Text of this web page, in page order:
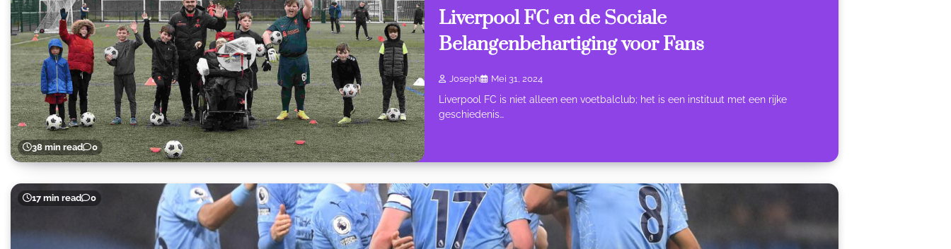
38 min read 0
Liverpool FC en de Sociale
Belangenbehartiging voor Fans
Joseph Mei 31, 2024
Liverpool FC is niet alleen een voetbalclub; het is een instituut met een rijke
geschiedenis…
17 min read 0